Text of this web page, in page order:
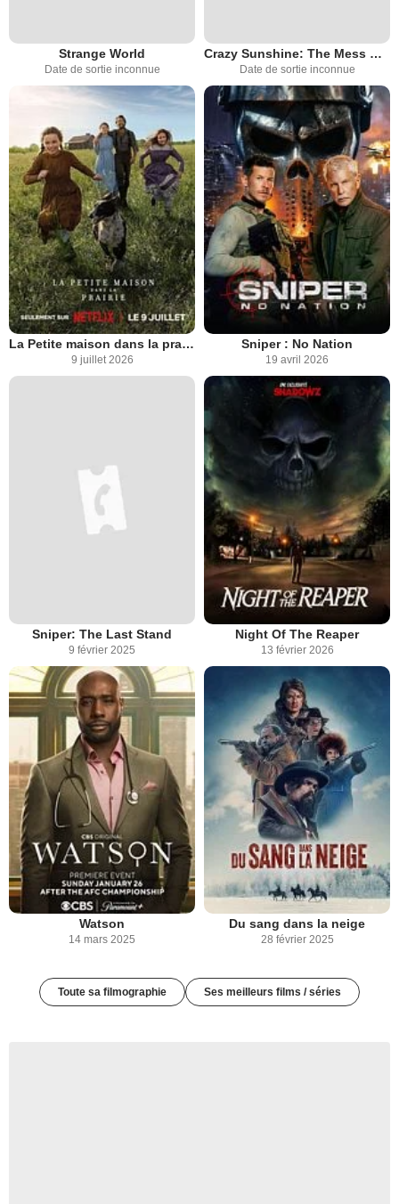
Strange World
Date de sortie inconnue
Crazy Sunshine: The Mess We Made
Date de sortie inconnue
La Petite maison dans la prairie
9 juillet 2026
Sniper : No Nation
19 avril 2026
Sniper: The Last Stand
9 février 2025
Night Of The Reaper
13 février 2026
Watson
14 mars 2025
Du sang dans la neige
28 février 2025
Toute sa filmographie Ses meilleurs films / séries